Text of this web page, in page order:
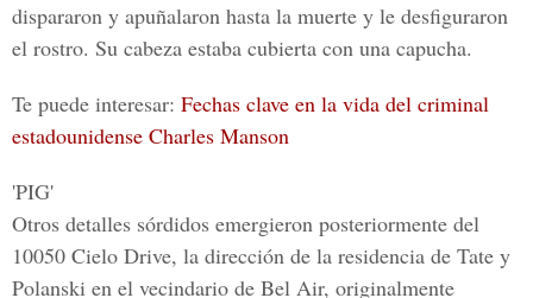
dispararon y apuñalaron hasta la muerte y le desfiguraron
el rostro. Su cabeza estaba cubierta con una capucha.
Te puede interesar: Fechas clave en la vida del criminal
estadounidense Charles Manson
'PIG'
Otros detalles sórdidos emergieron posteriormente del
10050 Cielo Drive, la dirección de la residencia de Tate y
Polanski en el vecindario de Bel Air, originalmente